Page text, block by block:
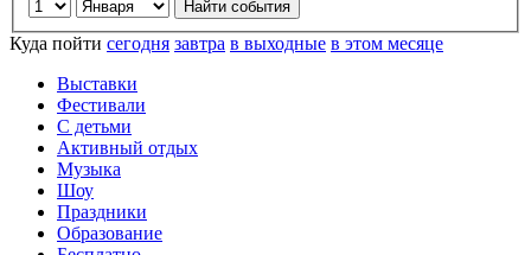
Куда пойти сегодня завтра в выходные в этом месяце
Выставки
Фестивали
С детьми
Активный отдых
Музыка
Шоу
Праздники
Образование